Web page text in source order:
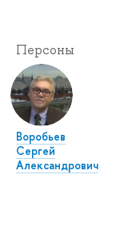
Персоны
Воробьев
Сергей
Александрович